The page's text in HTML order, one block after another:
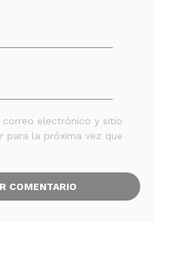
correo electrónico y sitio
para la próxima vez que